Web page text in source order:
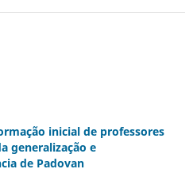
inicial de professores
generalização e
de Padovan